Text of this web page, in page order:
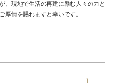
、現地で生活の再建に励む人々の力と
厚情を賜れますと幸いです。